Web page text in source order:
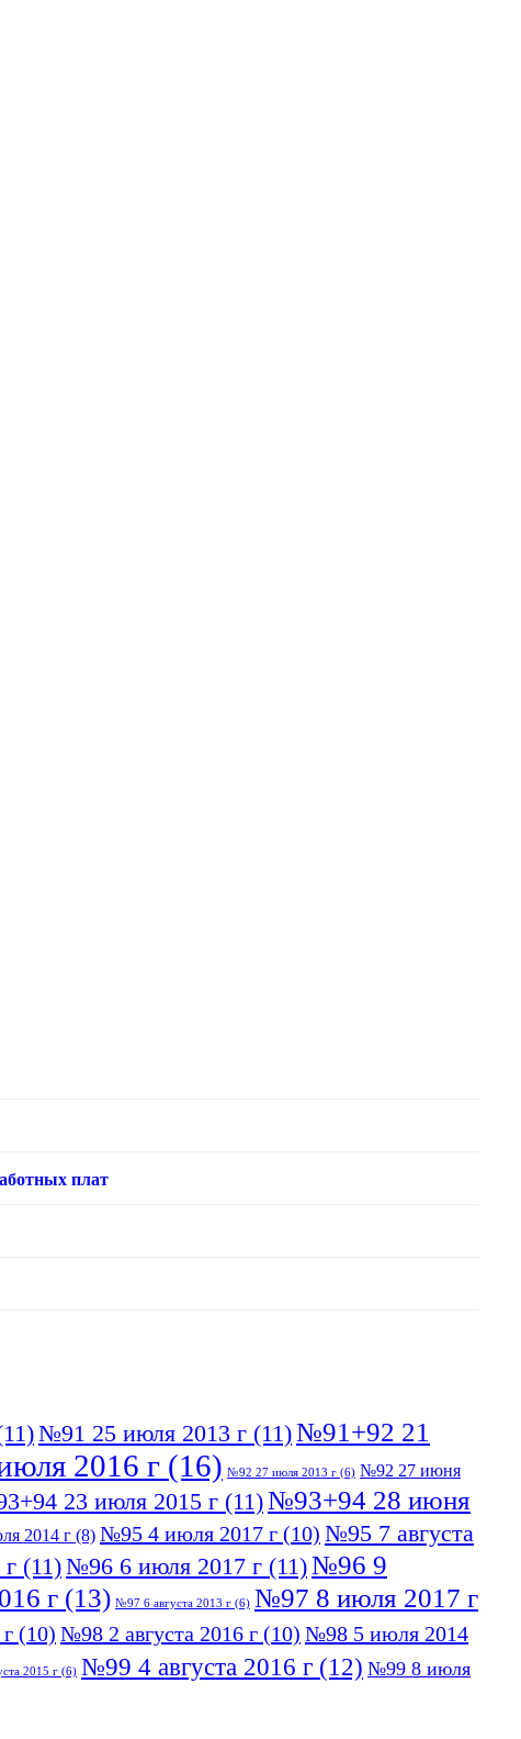
плат
№91 25 июля 2013 г (11)№91+92 21
2016 г (16) №92 27 июля 2013 г (6) №92 27 июня
23 июля 2015 г (11)№93+94 28 июня
2014 г (8) №95 4 июля 2017 г (10) №95 7 августа
(11)№96 6 июля 2017 г (11)№96 9
г (13) №97 6 августа 2013 г (6) №97 8 июля 2017 г
(10) №98 2 августа 2016 г (10) №98 5 июля 2014
2015 г (6) №99 4 августа 2016 г (12) №99 8 июля